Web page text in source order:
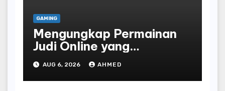
GAMING
Mengungkap Permainan
Judi Online yang
Terselubung
AUG 6, 2026 AHMED